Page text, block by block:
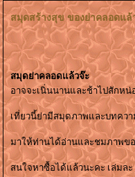
สมุดสร้างสุข ของย่าคลอดแล้
สมุดย่าคลอดแล้วจ๊ะ
อาจจะเนิ่นนานและช้าไปสักห
เที่ยวนี้ย่ามีสมุดภาพและบทควา
มาให้ท่านได้อ่านและชมภาพข
สนใจหาซื้อได้แล้วนะคะ เล่มละ